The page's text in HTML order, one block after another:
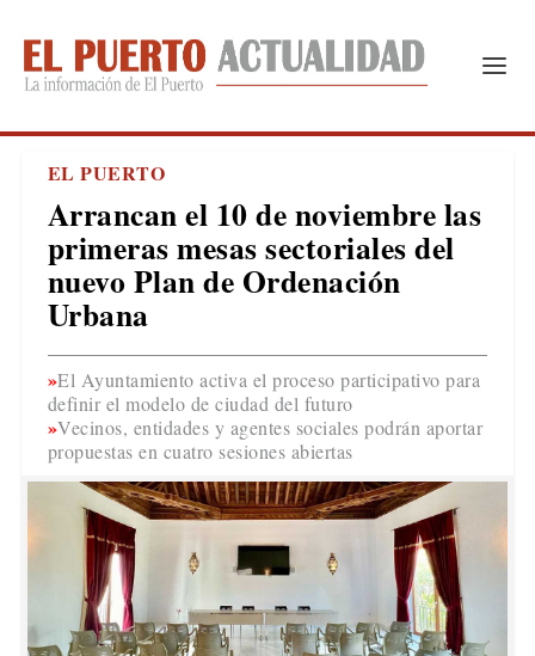
EL PUERTO
Arrancan el 10 de noviembre las
primeras mesas sectoriales del
nuevo Plan de Ordenación
Urbana
El Ayuntamiento activa el proceso participativo para
definir el modelo de ciudad del futuro
Vecinos, entidades y agentes sociales podrán aportar
propuestas en cuatro sesiones abiertas